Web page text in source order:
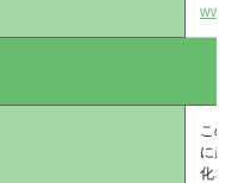
この
に起
化さ